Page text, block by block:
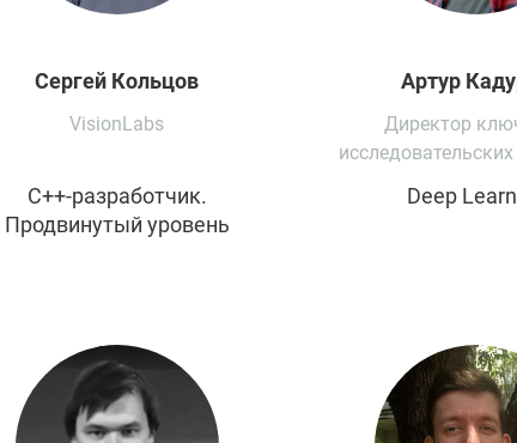
Сергей Кольцов
VisionLabs
C++-разработчик.
Продвинутый уровень
Артур
Директор
Институт
Deep